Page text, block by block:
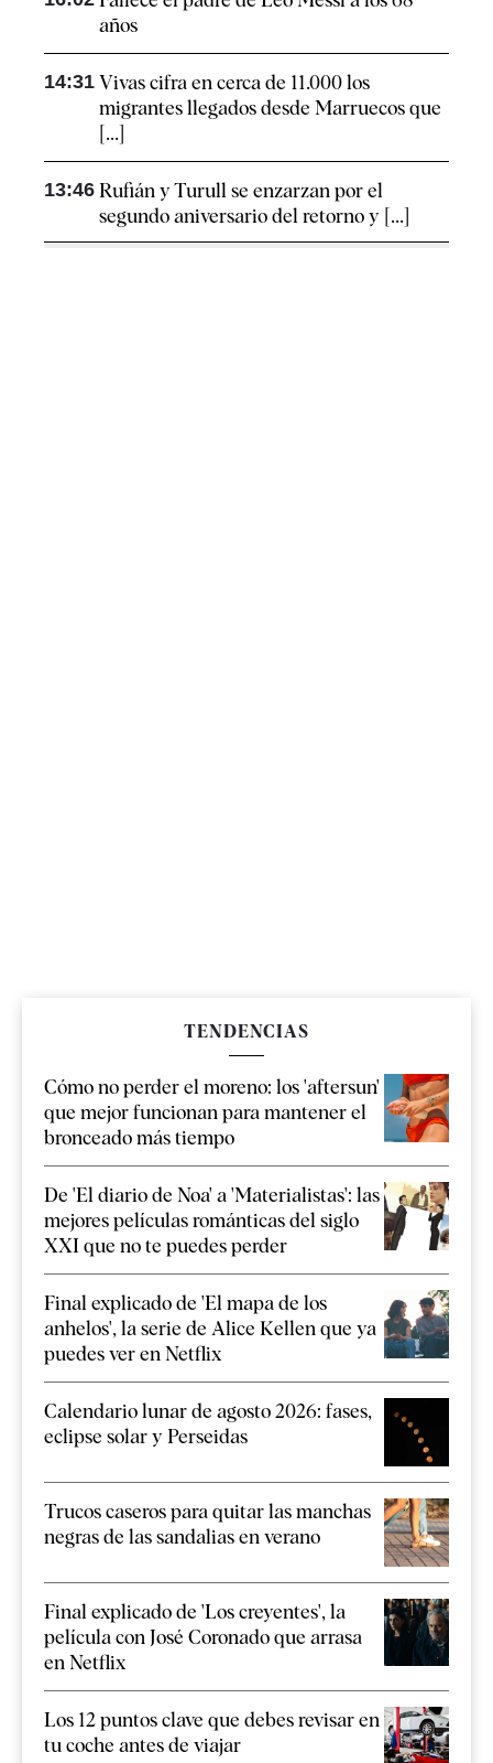
años
14:31 Vivas cifra en cerca de 11.000 los
migrantes llegados desde Marruecos que
[...]
13:46 Rufián y Turull se enzarzan por el
segundo aniversario del retorno y [...]
TENDENCIAS
Cómo no perder el moreno: los 'aftersun'
que mejor funcionan para mantener el
bronceado más tiempo
De 'El diario de Noa' a 'Materialistas': las
mejores películas románticas del siglo
XXI que no te puedes perder
Final explicado de 'El mapa de los
anhelos', la serie de Alice Kellen que ya
puedes ver en Netflix
Calendario lunar de agosto 2026: fases,
eclipse solar y Perseidas
Trucos caseros para quitar las manchas
negras de las sandalias en verano
Final explicado de 'Los creyentes', la
película con José Coronado que arrasa
en Netflix
Los 12 puntos clave que debes revisar en
tu coche antes de viajar